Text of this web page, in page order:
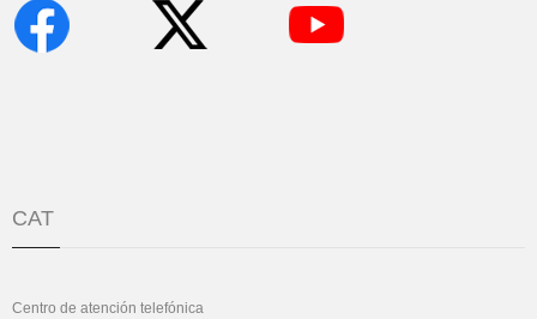
CAT
Centro de atención telefónica